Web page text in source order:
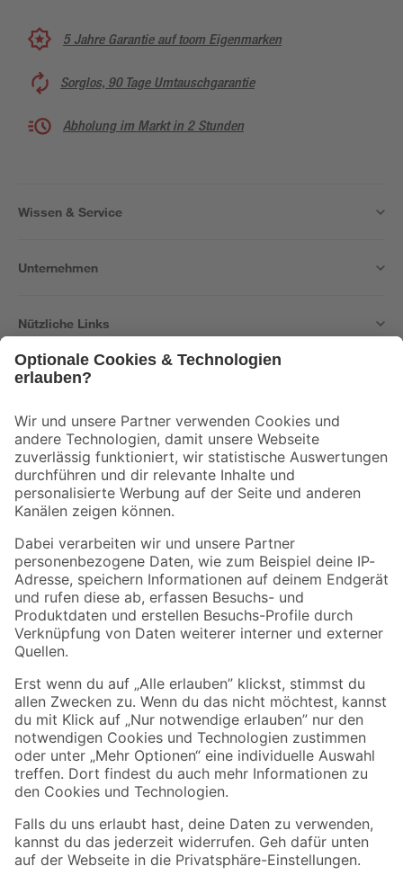
5 Jahre Garantie auf toom Eigenmarken
Sorglos, 90 Tage Umtauschgarantie
Abholung im Markt in 2 Stunden
Wissen & Service
Unternehmen
Nützliche Links
Der toom Newsletter: Keine Angebote und Aktionen mehr verpassen!
Zur Newsletter Anmeldung
Folge uns
Zahlungsarten Versandarten
Sicher einkaufen
Jetzt die toom-App herunterladen
Alle Preisangaben in EUR inkl. gesetzl. MwSt.. Die dargestellten Angebote sind unter
Umständen nicht in allen Märkten verfügbar. Die angegebenen Verfügbarkeiten beziehen